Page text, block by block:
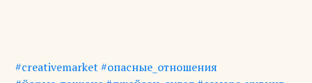
#creativemarket #опасные_отношения